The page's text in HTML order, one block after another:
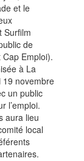
et le
Surfilm
de
Cap Emploi).
à La
19 novembre
un public
l’emploi.
aura lieu
local